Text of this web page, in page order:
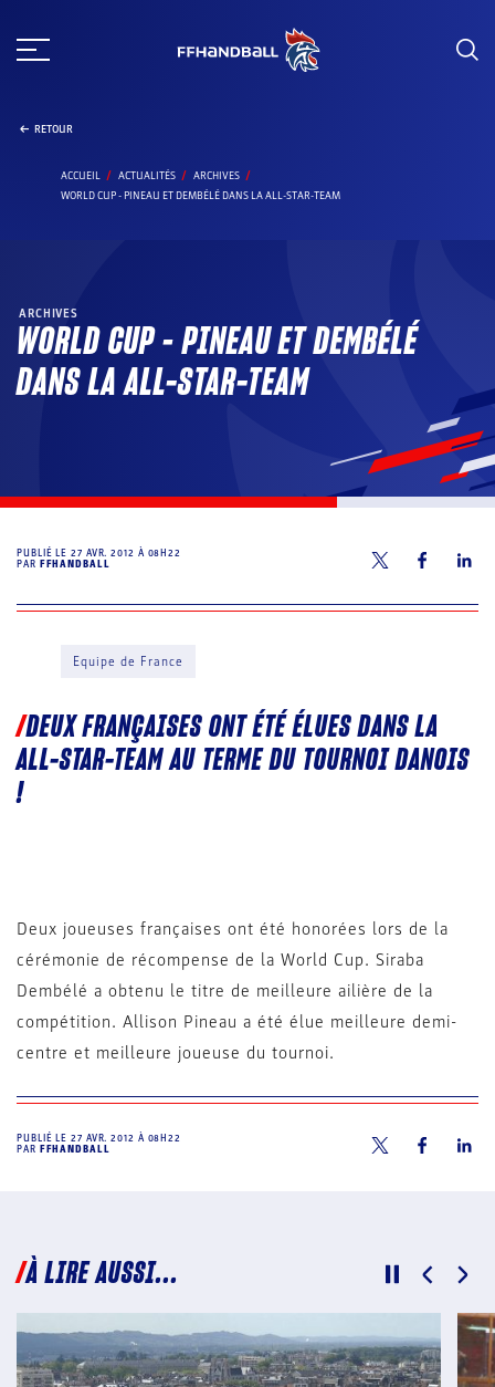
au
RETOUR
ACCUEIL ACTUALITÉS
ARCHIVES
WORLD CUP - PINEAU ET DEMBÉLÉ DANS LA ALL-STAR-TEAM
ARCHIVES
WORLD CUP – PINEAU ET DEMBÉLÉ
DANS LA ALL-STAR-TEAM
PUBLIÉ LE27 AVR. 2012 À 08H22
PAR FFHANDBALL
Equipe de France
DEUX FRANÇAISES ONT ÉTÉ ÉLUES DANS LA
ALL-STAR-TEAM AU TERME DU TOURNOI DANOIS
!
Deux joueuses françaises ont été honorées lors de la
cérémonie de récompense de la World Cup. Siraba
Dembélé a obtenu le titre de meilleure ailière de la
compétition. Allison Pineau a été élue meilleure demi-
centre et meilleure joueuse du tournoi.
PUBLIÉ LE27 AVR. 2012 À 08H22
PAR FFHANDBALL
À LIRE AUSSI...